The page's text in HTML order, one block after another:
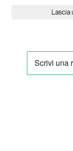
Lascia